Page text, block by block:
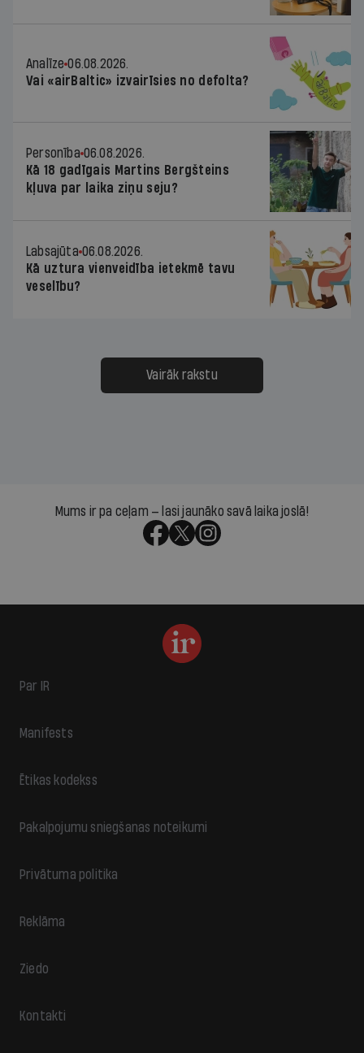
Analīze 06.08.2026.
Vai «airBaltic» izvairīsies no defolta?
Personība 06.08.2026.
Kā 18 gadīgais Martins Bergšteins
kļuva par laika ziņu seju?
Labsajūta 06.08.2026.
Kā uztura vienveidība ietekmē tavu
veselību?
Vairāk rakstu
Mums ir pa ceļam — lasi jaunāko savā laika joslā!
Par IR
Manifests
Ētikas kodekss
Pakalpojumu sniegšanas noteikumi
Privātuma politika
Reklāma
Ziedo
Kontakti